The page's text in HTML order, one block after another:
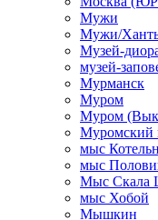
Мужи
Мужи/
Музей-
музей-
Мурманск
Муром
Муром
Муромский
мыс
мыс
Мыс Скала
мыс Хобой
Мышкин